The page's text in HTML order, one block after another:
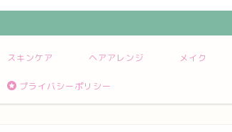
スキンケア ヘアアレンジ メイク
プライバシーポリシー